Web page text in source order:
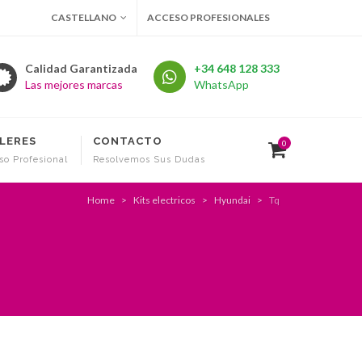
CASTELLANO ACCESO PROFESIONALES
Calidad Garantizada
Las mejores marcas
+34 648 128 333
WhatsApp
Profesional
CONTACTO
Resolvemos Sus Dudas
0
Home Kits electricos Hyundai Tq